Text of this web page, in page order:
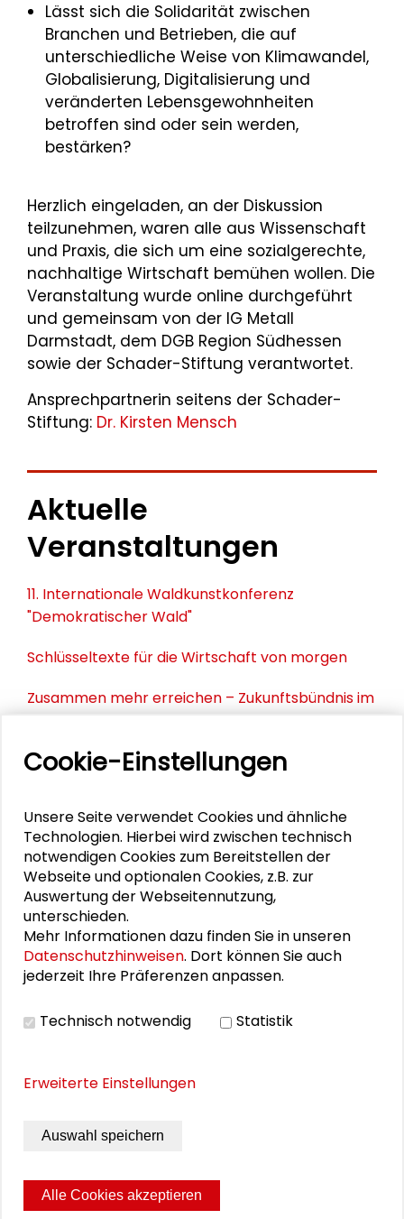
Lässt sich die Solidarität zwischen
Branchen und Betrieben, die auf
unterschiedliche Weise von Klimawandel,
Globalisierung, Digitalisierung und
veränderten Lebensgewohnheiten
betroffen sind oder sein werden,
bestärken?
Herzlich eingeladen, an der Diskussion
teilzunehmen, waren alle aus Wissenschaft
und Praxis, die sich um eine sozialgerechte,
nachhaltige Wirtschaft bemühen wollen. Die
Veranstaltung wurde online durchgeführt
und gemeinsam von der IG Metall
Darmstadt, dem DGB Region Südhessen
sowie der Schader-Stiftung verantwortet.
Ansprechpartnerin seitens der Schader-
Stiftung: Dr. Kirsten Mensch
Aktuelle
Veranstaltungen
11. Internationale Waldkunstkonferenz
"Demokratischer Wald"
Schlüsseltexte für die Wirtschaft von morgen
Zusammen mehr erreichen – Zukunftsbündnis im
Dialog
Schader-Festival 2026
DOWNLOADS
Einladung Tagung Transformation fair gestalten
Wirtschaftsdemokratie und Strukturpolitik –
Folien zum Vortrag von Dr. Rudolf Luz (PDF)
Folien zum Vortrag von Ulrike Obermayr (PDF)
Impressionen von der Tagung
Cookie-Einstellungen
Unsere Seite verwendet Cookies und ähnliche
Technologien. Hierbei wird zwischen technisch
notwendigen Cookies zum Bereitstellen der
Webseite und optionalen Cookies, z.B. zur
Auswertung der Webseitennutzung,
unterschieden.
Mehr Informationen dazu finden Sie in unseren
Datenschutzhinweisen. Dort können Sie auch
jederzeit Ihre Präferenzen anpassen.
Technisch notwendig Statistik
Erweiterte Einstellungen
Auswahl speichern
Alle Cookies akzeptieren